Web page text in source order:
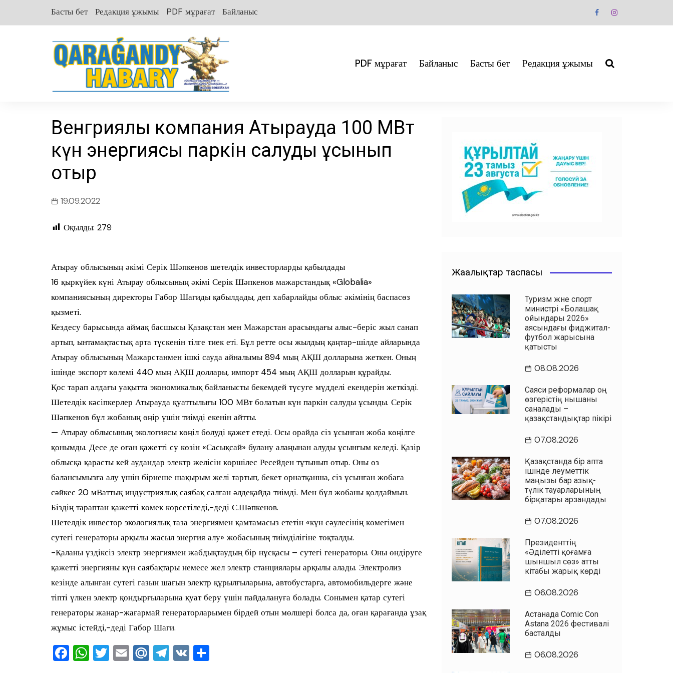
Басты бет Редакция ұжымы PDF мұрағат Байланыс
PDF мұрағат Байланыс Басты бет Редакция ұжымы
Венгриялық компания Атырауда 100 МВт
күн энергиясы паркін салуды ұсынып
отыр
19.09.2022
Оқылды: 279
Атырау облысының әкімі Серік Шәпкенов шетелдік инвесторларды қабылдады
16 қыркүйек күні Атырау облысының әкімі Серік Шәпкенов мажарстандық «Globalia»
компаниясының директоры Габор Шагиды қабылдады, деп хабарлайды облыс әкімінің баспасөз
қызметі.
Кездесу барысында аймақ басшысы Қазақстан мен Мажарстан арасындағы алыс-беріс жыл санап
артып, ынтамақтастық арта түскенін тілге тиек еті. Бұл ретте осы жылдың қаңтар-шілде айларында
Атырау облысының Мажарстанмен ішкі сауда айналымы 894 мың АҚШ долларына жеткен. Оның
ішінде экспорт көлемі 440 мың АҚШ доллары, импорт 454 мың АҚШ долларын құрайды.
Қос тарап алдағы уақытта экономикалық байланысты бекемдей түсуге мүдделі екендерін жеткізді.
Шетелдік кәсіпкерлер Атырауда қуаттылығы 100 МВт болатын күн паркін салуды ұсынды. Серік
Шәпкенов бұл жобаның өңір үшін тиімді екенін айтты.
— Атырау облысының экологиясы көңіл бөлуді қажет етеді. Осы орайда сіз ұсынған жоба көңілге
қонымды. Десе де оған қажетті су көзін «Сасықсай» булану алаңынан алуды ұсынғым келеді. Қазір
облысқа қарасты кей аудандар электр желісін көршілес Ресейден тұтынып отыр. Оны өз
балансымызға алу үшін бірнеше шақырым желі тартып, бекет орнатқанша, сіз ұсынған жобаға
сәйкес 20 мВаттық индустриялық саябақ салған әлдеқайда тиімді. Мен бұл жобаны қолдаймын.
Біздің тараптан қажетті көмек көрсетіледі,-деді С.Шәпкенов.
Шетелдік инвестор экологиялық таза энергиямен қамтамасыз ететін «күн сәулесінің көмегімен
сутегі генераторы арқылы жасыл энергия алу» жобасының тиімділігіне тоқталды.
-Қаланы үздіксіз электр энергиямен жабдықтаудың бір нұсқасы – сутегі генераторы. Оны өндіруге
қажетті энергияны күн саябақтары немесе жел электр станциялары арқылы алады. Электролиз
кезінде алынған сутегі газын шағын электр құрылғыларына, автобустарға, автомобильдерге және
тіпті үлкен электр қондырғыларына қуат беру үшін пайдалануға болады. Сонымен қатар сутегі
генераторы жанар-жағармай генераторларымен бірдей отын мөлшері болса да, оған қарағанда ұзақ
жұмыс істейді,-деді Габор Шаги.
F W T E M T V
Жаңалықтар таспасы
Туризм және спорт
министрі «Болашақ
ойындары 2026»
аясындағы фиджитал-
футбол жарысына
қатысты
08.08.2026
Саяси реформалар оң
өзгерістің нышаны
саналады –
қазақстандықтар пікірі
07.08.2026
Қазақстанда бір апта
ішінде әлеуметтік
маңызы бар азық-
түлік тауарларының
бірқатары арзандады
07.08.2026
Президенттің
«Әділетті қоғамға
шыншыл сөз» атты
кітабы жарық көрді
06.08.2026
Астанада Comic Con
Astana 2026 фестивалі
басталды
06.08.2026